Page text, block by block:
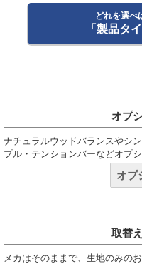
どれを選べ
「製品タ
オプ
ナチュラルウッドバランスやシ
プル・テンションバーなどオプ
オプ
取替
メカはそのままで、生地のみの